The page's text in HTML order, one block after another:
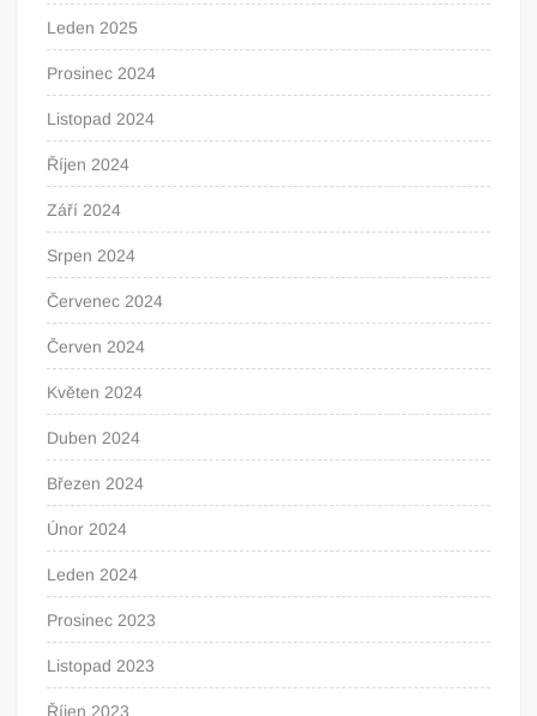
Leden 2025
Prosinec 2024
Listopad 2024
Říjen 2024
Září 2024
Srpen 2024
Červenec 2024
Červen 2024
Květen 2024
Duben 2024
Březen 2024
Únor 2024
Leden 2024
Prosinec 2023
Listopad 2023
Říjen 2023